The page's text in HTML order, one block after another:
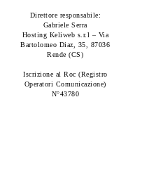
Direttore responsabile:
Gabriele Serra
Hosting Keliweb s.r.l – Via
Bartolomeo Diaz, 35, 87036
Rende (CS)
Iscrizione al Roc (Registro
Operatori Comunicazione)
N°43780